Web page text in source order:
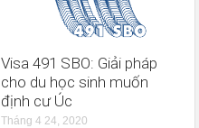
Visa 491 SBO: Giải pháp
cho du học sinh muốn
định cư Úc
Tháng 4 24, 2020